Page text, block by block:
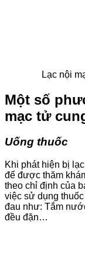
Lạc nội
Một số
mạc tử
Uống thuốc
Khi phát hiện bị
để được thăm
theo chỉ định của
việc sử dụng
đau như: Tắm
đều đặn…